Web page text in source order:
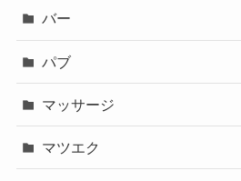
バー
パブ
マッサージ
マツエク